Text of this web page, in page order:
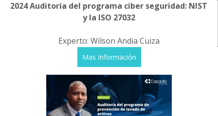
2024 Auditoría del programa ciber seguridad: NIST
y la ISO 27032
Experto: Wilson Andia Cuiza
Mas Información